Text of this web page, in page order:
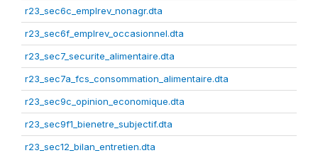
r23_sec6c_emplrev_nonagr.dta
r23_sec6f_emplrev_occasionnel.dta
r23_sec7_securite_alimentaire.dta
r23_sec7a_fcs_consommation_alimentaire.dta
r23_sec9c_opinion_economique.dta
r23_sec9f1_bienetre_subjectif.dta
r23_sec12_bilan_entretien.dta